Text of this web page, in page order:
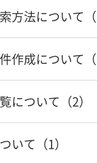
ワークスペースの使用状
パソコンを買い替えます
人事異動後にコグニフォ
「セキュリティコードが
ログイン画面またはログ
パスワードを変更したい
パソコン・メールアドレ
アカウントの操作権限を
店舗・拠点を新規登録する
退会する方法が知りたい
見積に区分・コメントを追
ワークスペースへ送信し
メッセージ・メモ・操作履
画像を確認しながらアッ
方法について（
案件ロックの解除方法を知
案件が見つからない
作成について（
損保・共済が表示されてい
ワークスペースへ送信し
について（2）
「新着案件一覧」から案
いて（1）